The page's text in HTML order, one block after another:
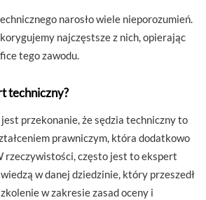
narosło wiele nieporozumień.
najczęstsze z nich, opierając
tego zawodu.
techniczny?
przekonanie, że sędzia techniczny to
prawniczym, która dodatkowo
rzeczywistości, często jest to ekspert
w danej dziedzinie, który przeszedł
w zakresie zasad oceny i